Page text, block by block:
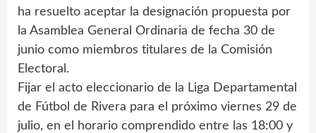
ha resuelto aceptar la designación propuesta por
la Asamblea General Ordinaria de fecha 30 de
junio como miembros titulares de la Comisión
Electoral.
Fijar el acto eleccionario de la Liga Departamental
de Fútbol de Rivera para el próximo viernes 29 de
julio, en el horario comprendido entre las 18:00 y